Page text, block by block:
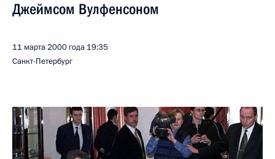
Джеймсом Вулфенсоном
11 марта 2000 года 19:35
Санкт-Петербург